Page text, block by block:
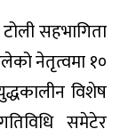
सहभागिता
नेतृत्वमा १०
विशेष
समेटेर